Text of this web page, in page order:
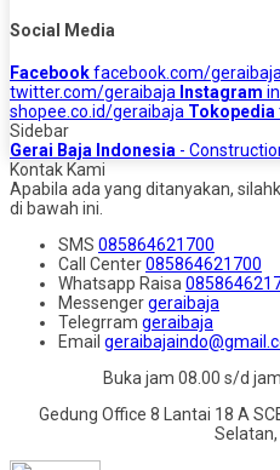
Social Media
Facebookfacebook.com/
twitter.com/geraibaja Instagram
shopee.co.id/geraibaja Tokopedia
Sidebar
Gerai Baja Indonesia -
Kontak Kami
Apabila ada yang ditanyakan,
di bawah ini.
SMS 085864621700
Call Center085864621700
Whatsapp Raisa
Messengergeraibaja
Telegrram geraibaja
Email
Buka jam 08.00 s/d
Gedung Office 8 Lantai 18 A